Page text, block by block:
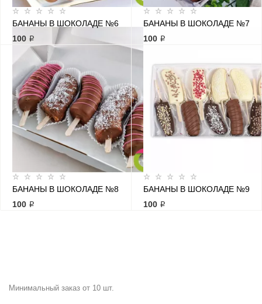
БАНАНЫ В ШОКОЛАДЕ №6
100 ₽
БАНАНЫ В ШОКОЛАДЕ №7
100 ₽
БАНАНЫ В ШОКОЛАДЕ №8
100 ₽
БАНАНЫ В ШОКОЛАДЕ №9
100 ₽
Минимальный заказ от 10 шт.